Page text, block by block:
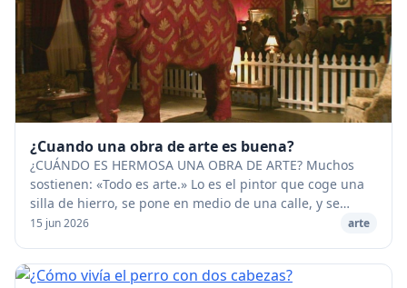
¿Cuando una obra de arte es buena?
¿CUÁNDO ES HERMOSA UNA OBRA DE ARTE? Muchos
sostienen: «Todo es arte.» Lo es el pintor que coge una
silla de hierro, se pone en medio de una calle, y se
coloca un cartel que dice: «Miradme, con esto b...
15 jun 2026 arte